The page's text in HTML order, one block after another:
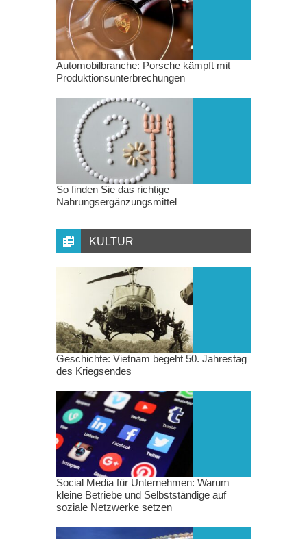
Automobilbranche: Porsche kämpft mit
Produktionsunterbrechungen
So finden Sie das richtige
Nahrungsergänzungsmittel
KULTUR
Geschichte: Vietnam begeht 50. Jahrestag
des Kriegsendes
Social Media für Unternehmen: Warum
kleine Betriebe und Selbstständige auf
soziale Netzwerke setzen